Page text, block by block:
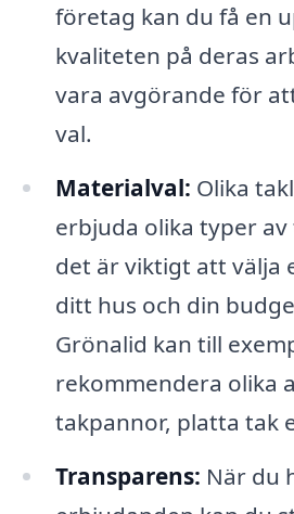
företag kan du få en
kvaliteten på deras
vara avgörande för
val.
Materialval: Olika
erbjuda olika typer
det är viktigt att välja
ditt hus och din
Grönalid kan till
rekommendera olika
takpannor, platta tak
Transparens: När du